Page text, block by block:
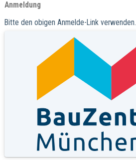
Anmeldung
Bitte den obigen Anmelde-Link verwenden.